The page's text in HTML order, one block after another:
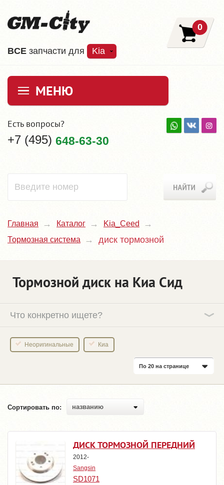
ВCE запчасти для Kia
0
МЕНЮ
Есть вопросы?
+7 (495) 648-63-30
Главная Каталог
Kia_Ceed
Тормозная система
диск тормозной
Тормозной диск на Киа Сид
Что конкретно ищете?
Неоригинальные Киа
По 20 на странице
Сортировать по: названию
ДИСК ТОРМОЗНОЙ ПЕРЕДНИЙ
2012-
Sangsin
SD1071